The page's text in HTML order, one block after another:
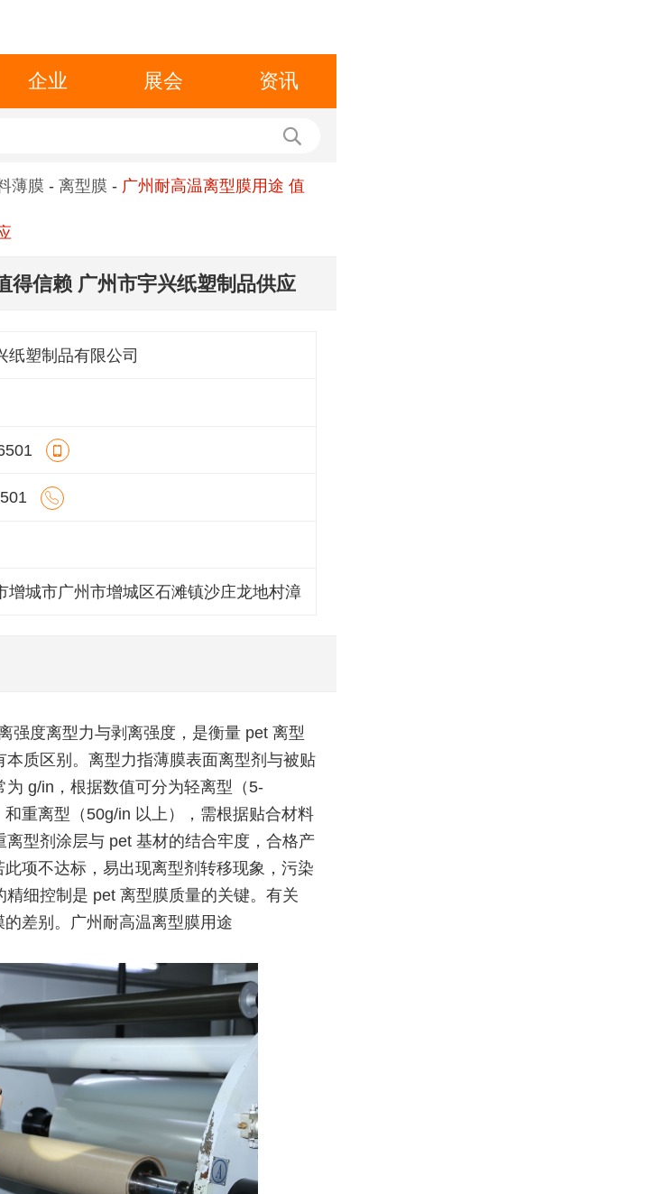
企业 展会 资讯
薄膜 - 离型膜 - 广州耐高温离型膜用途 值
得信赖 广州市宇兴纸塑制品供应
纸塑制品有限公司
增城市广州市增城区石滩镇沙庄龙地村漳
强度离型力与剥离强度，是衡量 pet 离型
质区别。离型力指薄膜表面离型剂与被贴
g/in，根据数值可分为轻离型（5-
重离型（50g/in 以上），需根据贴合材料
型剂涂层与 pet 基材的结合牢度，合格产
项不达标，易出现离型剂转移现象，污染
细控制是 pet 离型膜质量的关键。有关
差别。广州耐高温离型膜用途